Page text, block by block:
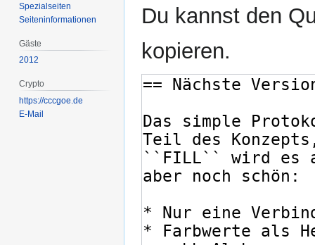
Du kannst den
kopieren.
Spezialseiten
Seiten­­informationen
Gäste
2012
Crypto
https://cccgoe.de
E-Mail